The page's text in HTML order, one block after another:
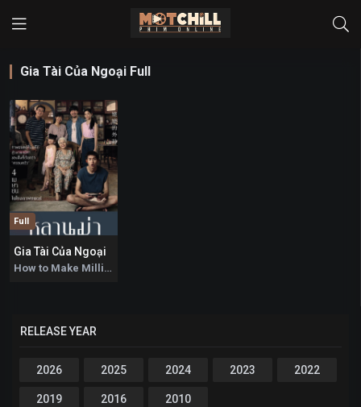
Gia Tài Của Ngoại Full
Full
8.8
Gia Tài Của Ngoại
How to Make Millions Before Grandma Dies 2024
RELEASE YEAR
2026 2025 2024 2023 2022
2019 2016 2010